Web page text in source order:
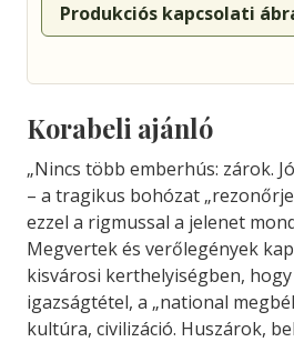
Produkciós kapcsolati
Korabeli ajánló
„Nincs több emberhús: zárok.
– a tragikus bohózat
ezzel a rigmussal a jelenet
Megvertek és verőlegények
kisvárosi kerthelyiségben,
igazságtétel, a „national
kultúra, civilizáció. Huszárok,